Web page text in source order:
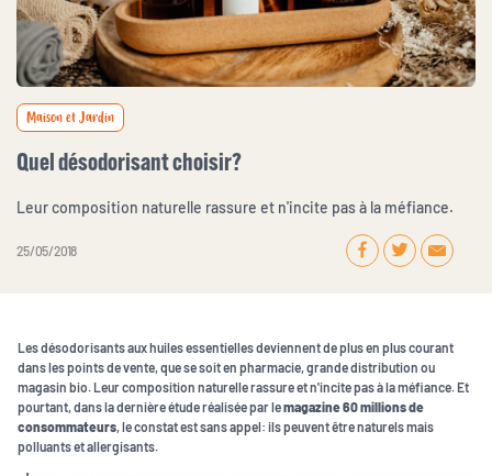
Maison et Jardin
Quel désodorisant choisir?
Leur composition naturelle rassure et n'incite pas à la méfiance.
25 / 05 / 2018
Les désodorisants aux huiles essentielles deviennent de plus en plus courant
dans les points de vente, que se soit en pharmacie, grande distribution ou
magasin bio. Leur composition naturelle rassure et n'incite pas à la méfiance. Et
pourtant, dans la dernière étude réalisée par lemagazine 60 millions de
consommateurs, le constat est sans appel: ils peuvent être naturels mais
polluants et allergisants.